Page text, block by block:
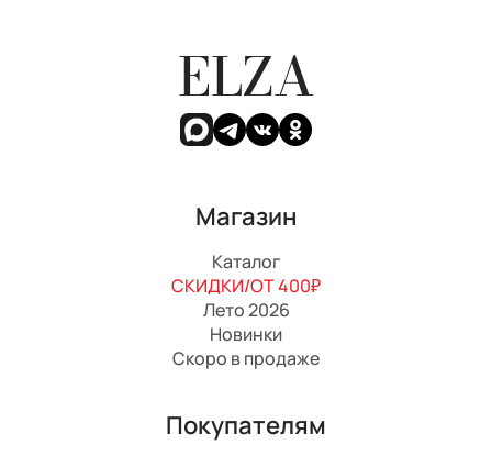
ELZA
Магазин
Каталог
СКИДКИ/ОТ 400₽
Лето 2026
Новинки
Скоро в продаже
Покупателям